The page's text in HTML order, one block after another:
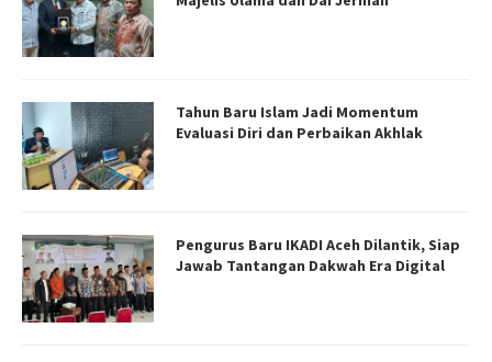
Tahun Baru Islam Jadi Momentum
Evaluasi Diri dan Perbaikan Akhlak
Pengurus Baru IKADI Aceh Dilantik, Siap
Jawab Tantangan Dakwah Era Digital